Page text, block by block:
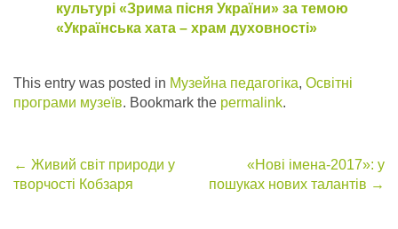
культурі «Зрима пісня України» за темою
«Українська хата – храм духовності»
This entry was posted in Музейна педагогіка, Освітні
програми музеїв. Bookmark the permalink.
Post
← Живий світ природи у
творчості Кобзаря
«Нові імена-2017»: у
пошуках нових талантів →